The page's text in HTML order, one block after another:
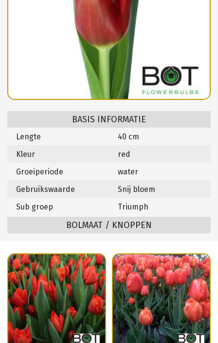
BASIS INFORMATIE
Lengte
40 cm
Kleur
red
Groeiperiode
water
Gebruikswaarde
Snij bloem
Sub groep
Triumph
BOLMAAT / KNOPPEN